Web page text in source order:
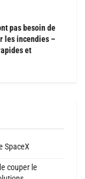
pas besoin de
les incendies –
et
SpaceX
couper le